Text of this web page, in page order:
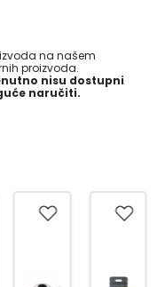
na našem
proizvoda.
nisu dostupni
naručiti.